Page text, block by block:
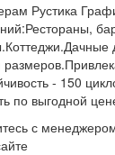
Рустика
- 150
по выгодной
с